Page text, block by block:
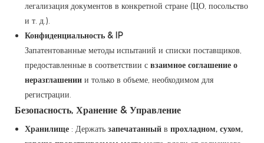
легализация документов в конкретной стране (ЦО, посольство
и т. д.).
Конфиденциальность & IP
Запатентованные методы испытаний и списки поставщиков,
предоставленные в соответствии с взаимное соглашение о
неразглашении и только в объеме, необходимом для
регистрации.
Безопасность, Хранение & Управление
Хранилище : Держать запечатанный в прохладном, сухом,